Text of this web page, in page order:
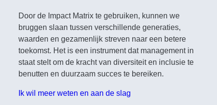
Door de Impact Matrix te gebruiken, kunnen we
bruggen slaan tussen verschillende generaties,
waarden en gezamenlijk streven naar een betere
toekomst. Het is een instrument dat management in
staat stelt om de kracht van diversiteit en inclusie te
benutten en duurzaam succes te bereiken.
Ik wil meer weten en aan de slag